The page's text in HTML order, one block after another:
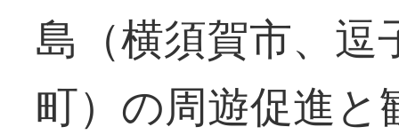
島（横須賀市、逗
町）の周遊促進